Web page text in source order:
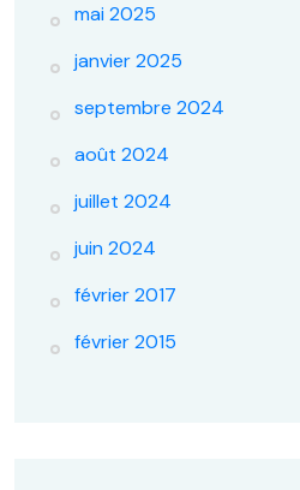
mai 2025
janvier 2025
septembre 2024
août 2024
juillet 2024
juin 2024
février 2017
février 2015